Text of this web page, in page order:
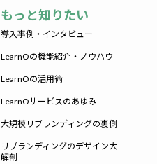
もっと知りたい
導入事例・インタビュー
LearnOの機能紹介・ノウハウ
LearnOの活用術
LearnOサービスのあゆみ
大規模リブランディングの裏側
リブランディングのデザイン大
解剖